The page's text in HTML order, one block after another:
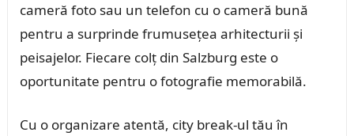
cameră foto sau un telefon cu o cameră bună
pentru a surprinde frumusețea arhitecturii și
peisajelor. Fiecare colț din Salzburg este o
oportunitate pentru o fotografie memorabilă.
Cu o organizare atentă, city break-ul tău în